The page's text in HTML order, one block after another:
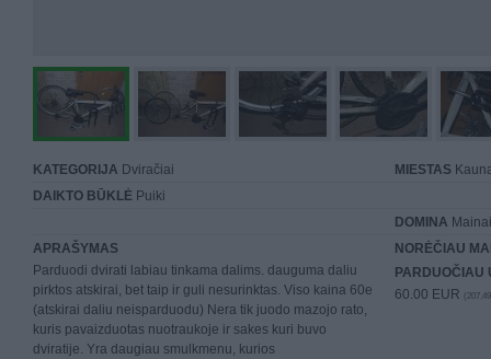
KATEGORIJA Dviračiai MIESTAS
DAIKTO BŪKLĖ Puiki
DOMINA
APRAŠYMAS
Parduodi dvirati labiau tinkama dalims. dauguma daliu
pirktos atskirai, bet taip ir guli nesurinktas. Viso kaina 60e
(atskirai daliu neisparduodu) Nera tik juodo mazojo rato,
kuris pavaizduotas nuotraukoje ir sakes kuri buvo
dviratije. Yra daugiau smulkmenu, kurios
NORĖČIAU
PARDUOČIAU
60.00 EUR